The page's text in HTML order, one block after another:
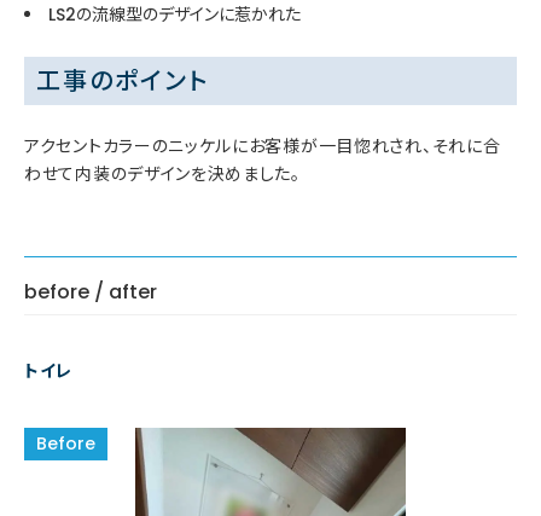
LS2の流線型のデザインに惹かれた
工事のポイント
アクセントカラーのニッケルにお客様が一目惚れされ、それに合
わせて内装のデザインを決めました。
before / after
トイレ